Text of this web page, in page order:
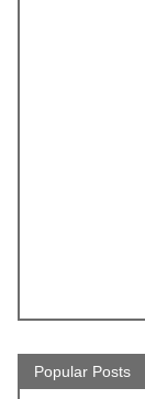
Popular Posts